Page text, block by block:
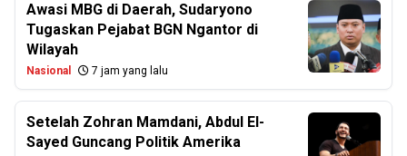
Awasi MBG di Daerah, Sudaryono
Tugaskan Pejabat BGN Ngantor di
Wilayah
Nasional 7 jam yang lalu
Setelah Zohran Mamdani, Abdul El-
Sayed Guncang Politik Amerika